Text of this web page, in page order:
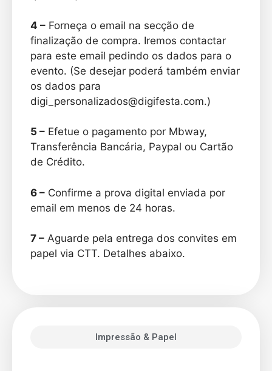
4 – Forneça o email na secção de
finalização de compra. Iremos contactar
para este email pedindo os dados para o
evento. (Se desejar poderá também enviar
os dados para
digi_personalizados@digifesta.com.)
5 – Efetue o pagamento por Mbway,
Transferência Bancária, Paypal ou Cartão
de Crédito.
6 – Confirme a prova digital enviada por
email em menos de 24 horas.
7 – Aguarde pela entrega dos convites em
papel via CTT. Detalhes abaixo.
Impressão & Papel